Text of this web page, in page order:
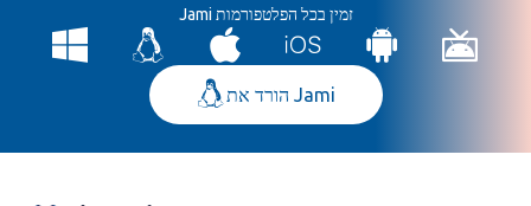
Jami זמין בכל הפלטפורמות
הורד את Jami